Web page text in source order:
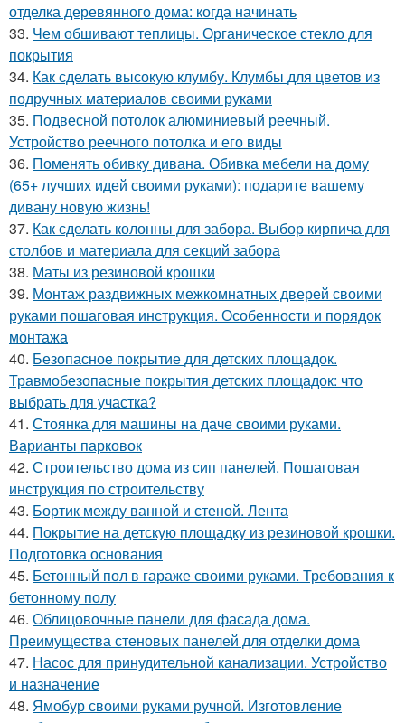
отделка деревянного дома: когда начинать
33. Чем обшивают теплицы. Органическое стекло для
покрытия
34. Как сделать высокую клумбу. Клумбы для цветов из
подручных материалов своими руками
35. Подвесной потолок алюминиевый реечный.
Устройство реечного потолка и его виды
36. Поменять обивку дивана. Обивка мебели на дому
(65+ лучших идей своими руками): подарите вашему
дивану новую жизнь!
37. Как сделать колонны для забора. Выбор кирпича для
столбов и материала для секций забора
38. Маты из резиновой крошки
39. Монтаж раздвижных межкомнатных дверей своими
руками пошаговая инструкция. Особенности и порядок
монтажа
40. Безопасное покрытие для детских площадок.
Травмобезопасные покрытия детских площадок: что
выбрать для участка?
41. Стоянка для машины на даче своими руками.
Варианты парковок
42. Строительство дома из сип панелей. Пошаговая
инструкция по строительству
43. Бортик между ванной и стеной. Лента
44. Покрытие на детскую площадку из резиновой крошки.
Подготовка основания
45. Бетонный пол в гараже своими руками. Требования к
бетонному полу
46. Облицовочные панели для фасада дома.
Преимущества стеновых панелей для отделки дома
47. Насос для принудительной канализации. Устройство
и назначение
48. Ямобур своими руками ручной. Изготовление